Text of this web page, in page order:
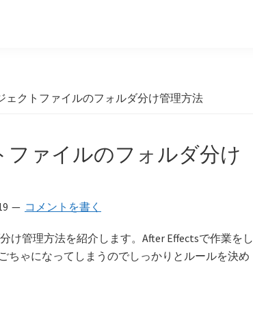
ェクトファイルのフォルダ分け管理方法
ファイルのフォルダ分け
コメントを書く
け管理方法を紹介します。After Effectsで作業をし
ちゃになってしまうのでしっかりとルールを決め